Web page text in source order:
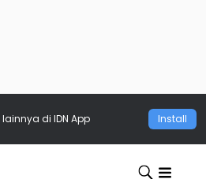
lainnya di IDN App Install